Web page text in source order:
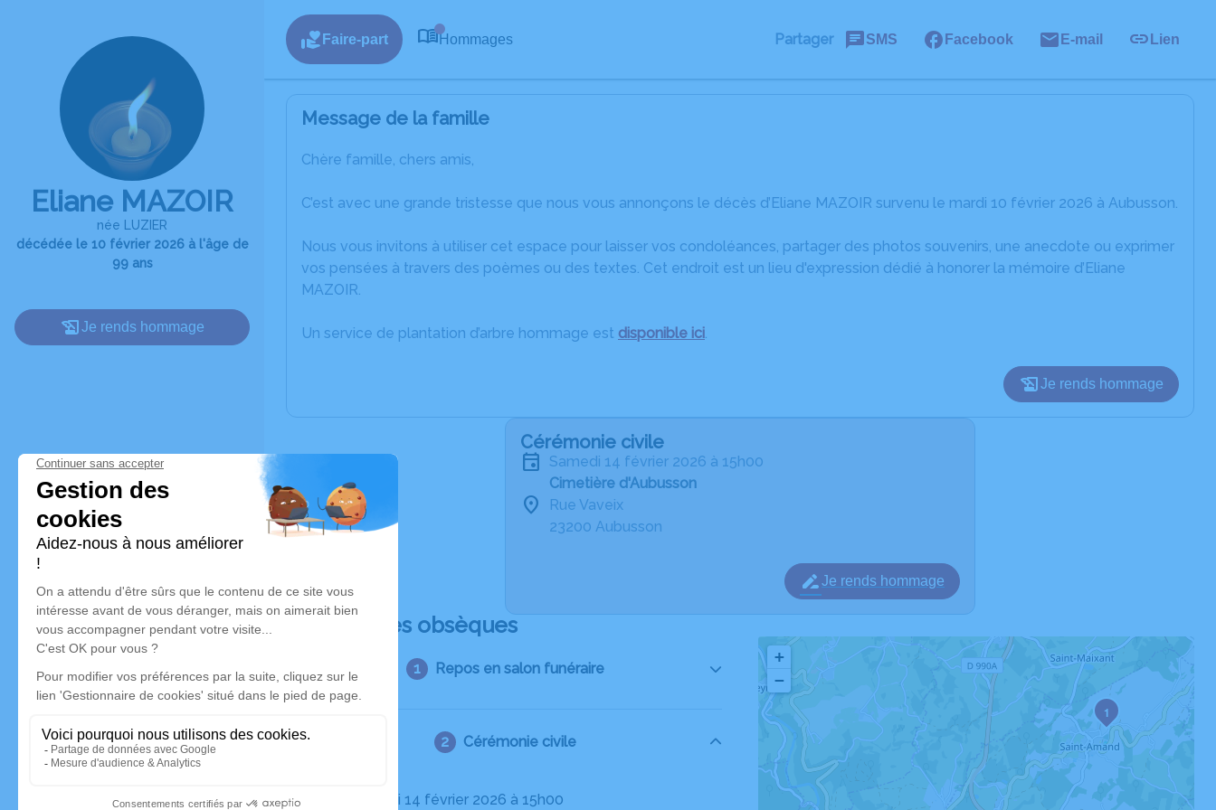
Eliane MAZOIR
née LUZIER
décédée le 10 février 2026 à l'âge de
99 ans
Je rends hommage
Faire-part Hommages Partager SMS Facebook E-mail Lien
Message de la famille
Chère famille, chers amis,
C’est avec une grande tristesse que nous vous annonçons le décès d’Eliane MAZOIR survenu le mardi 10 février 2026 à Aubusson.
Nous vous invitons à utiliser cet espace pour laisser vos condoléances, partager des photos souvenirs, une anecdote ou exprimer
vos pensées à travers des poèmes ou des textes. Cet endroit est un lieu d'expression dédié à honorer la mémoire d’Eliane
MAZOIR.
Un service de plantation d’arbre hommage est disponible ici.
Je rends hommage
Cérémonie civile
samedi 14 février 2026 à 15h00
Cimetière d'Aubusson
Rue Vaveix
23200 Aubusson
Je rends hommage
Déroulé des obsèques
Repos en salon funéraire
Cérémonie civile
Le samedi 14 février 2026 à 15h00
1
+
−